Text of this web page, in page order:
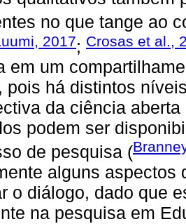
no que tange ao
2017; Crosas et al.,
em um
pois há distintos
da ciência
podem ser
de pesquisa (
alguns aspectos
o diálogo, dado que
na pesquisa em